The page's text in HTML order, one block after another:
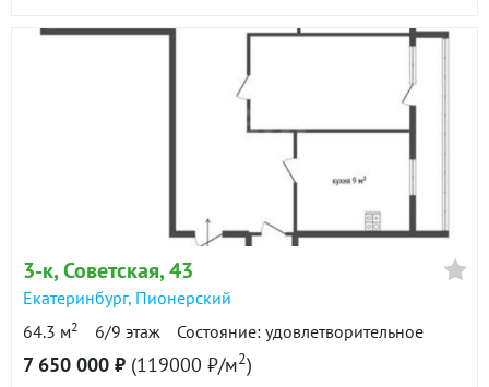
3-к, Советская, 43
Екатеринбург, Пионерский
64.3 м2 6/9 этаж Состояние: удовлетворительное
7 650 000 ₽ (119000 ₽/м2)